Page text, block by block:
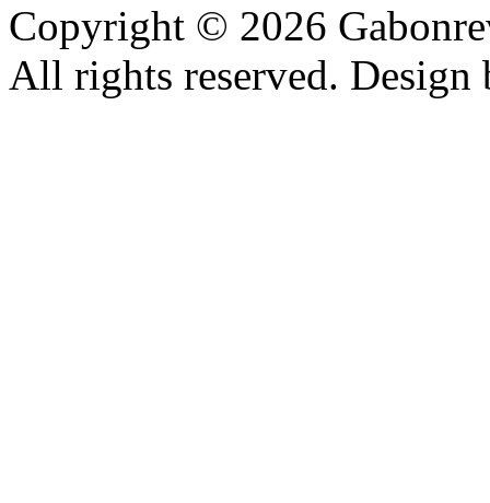
Copyright © 2026
All rights reserved.